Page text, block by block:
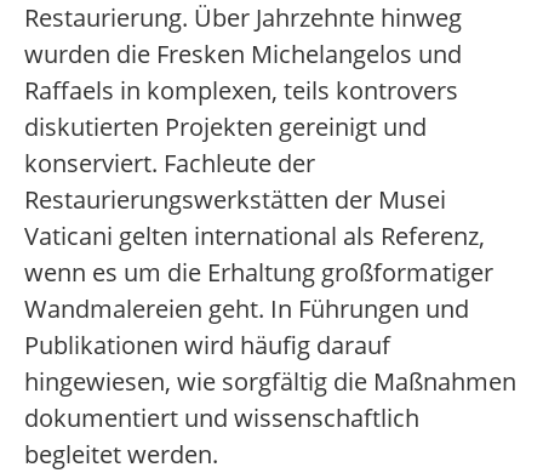
Restaurierung. Über Jahrzehnte hinweg
wurden die Fresken Michelangelos und
Raffaels in komplexen, teils kontrovers
diskutierten Projekten gereinigt und
konserviert. Fachleute der
Restaurierungswerkstätten der Musei
Vaticani gelten international als Referenz,
wenn es um die Erhaltung großformatiger
Wandmalereien geht. In Führungen und
Publikationen wird häufig darauf
hingewiesen, wie sorgfältig die Maßnahmen
dokumentiert und wissenschaftlich
begleitet werden.